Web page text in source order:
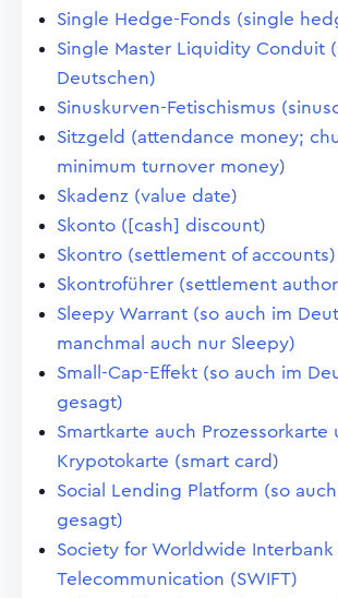
Single Hedge-Fonds (single
Single Master Liquidity Conduit
Deutschen)
Sinuskurven-Fetischismus
Sitzgeld (attendance money;
minimum turnover money)
Skadenz (value date)
Skonto ([cash] discount)
Skontro (settlement of accounts)
Skontroführer (settlement
Sleepy Warrant (so auch im
manchmal auch nur Sleepy)
Small-Cap-Effekt (so auch im
gesagt)
Smartkarte auch Prozessorkarte
Krypotokarte (smart card)
Social Lending Platform (so
gesagt)
Society for Worldwide Interbank
Telecommunication (SWIFT)